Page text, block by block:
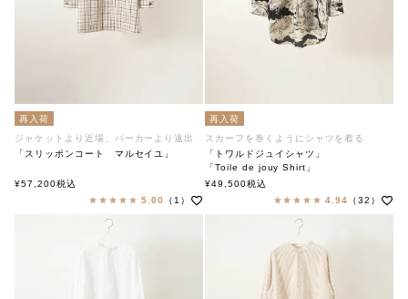
再入荷
ジャケットより近場、パーカーより遠出
「スリッポンコート マルセイユ」
「Slip-on Marseilles」
¥57,200税込
5.00
（1）
再入荷
スカーフを巻くようにシャツを着る
「トワルドジュイシャツ」
「Toile de jouy Shirt」
soutiencollar（ステンカラー）
¥49,500税込
4.94
（32）